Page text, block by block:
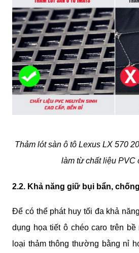
Thảm lót sàn ô tô Lexus LX 570
làm từ chất liệu PVC
2.2. Khả năng giữ bụi bẩn,
Để có thể phát huy tối đa khả
dụng họa tiết ô chéo caro trên bề
loại thảm thông thường bằng nỉ